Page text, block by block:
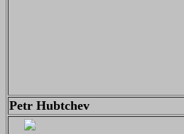
Petr Hubtchev